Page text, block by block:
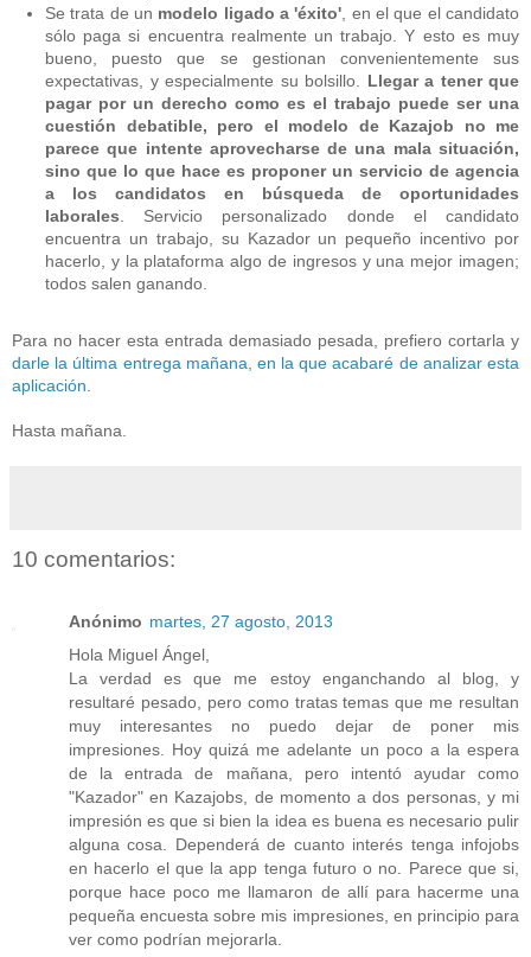
Se trata de un modelo ligado a 'éxito', en el que el candidato
sólo paga si encuentra realmente un trabajo. Y esto es muy
bueno, puesto que se gestionan convenientemente sus
expectativas, y especialmente su bolsillo. Llegar a tener que
pagar por un derecho como es el trabajo puede ser una
cuestión debatible, pero el modelo de Kazajob no me
parece que intente aprovecharse de una mala situación,
sino que lo que hace es proponer un servicio de agencia
a los candidatos en búsqueda de oportunidades
laborales. Servicio personalizado donde el candidato
encuentra un trabajo, su Kazador un pequeño incentivo por
hacerlo, y la plataforma algo de ingresos y una mejor imagen;
todos salen ganando.
Para no hacer esta entrada demasiado pesada, prefiero cortarla y
darle la última entrega mañana, en la que acabaré de analizar esta
aplicación.
Hasta mañana.
10 comentarios:
Anónimo martes, 27 agosto, 2013
Hola Miguel Ángel,
La verdad es que me estoy enganchando al blog, y
resultaré pesado, pero como tratas temas que me resultan
muy interesantes no puedo dejar de poner mis
impresiones. Hoy quizá me adelante un poco a la espera
de la entrada de mañana, pero intentó ayudar como
"Kazador" en Kazajobs, de momento a dos personas, y mi
impresión es que si bien la idea es buena es necesario pulir
alguna cosa. Dependerá de cuanto interés tenga infojobs
en hacerlo el que la app tenga futuro o no. Parece que si,
porque hace poco me llamaron de allí para hacerme una
pequeña encuesta sobre mis impresiones, en principio para
ver como podrían mejorarla.